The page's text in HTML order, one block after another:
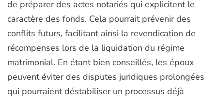
de préparer des actes notariés qui explicitent le
caractère des fonds. Cela pourrait prévenir des
conflits futurs, facilitant ainsi la revendication de
récompenses lors de la liquidation du régime
matrimonial. En étant bien conseillés, les époux
peuvent éviter des disputes juridiques prolongées
qui pourraient déstabiliser un processus déjà